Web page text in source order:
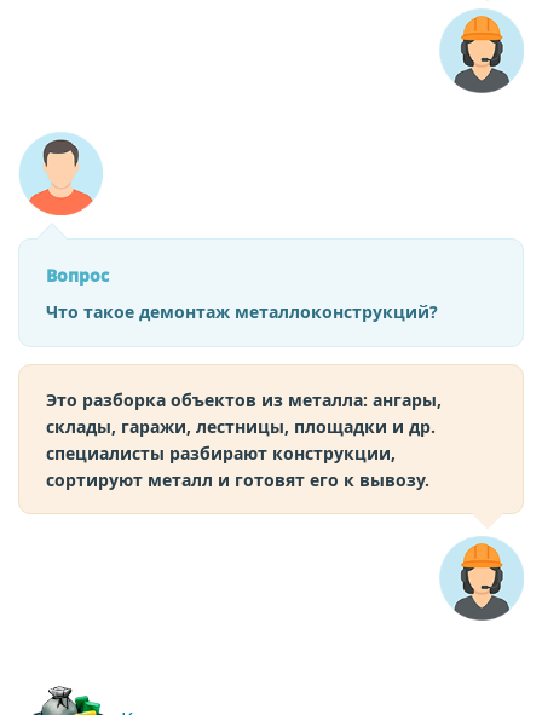
Вопрос
Что такое демонтаж металлоконструкций?
Это разборка объектов из металла: ангары,
склады, гаражи, лестницы, площадки и др.
специалисты разбирают конструкции,
сортируют металл и готовят его к вывозу.